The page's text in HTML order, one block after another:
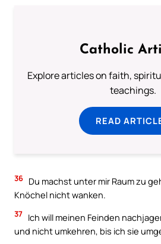
Catholic
Explore articles on faith,
teachings.
READ
36 Du machst unter mir Raum zu
Knöchel nicht wanken.
37 Ich will meinen Feinden
und nicht umkehren, bis ich sie